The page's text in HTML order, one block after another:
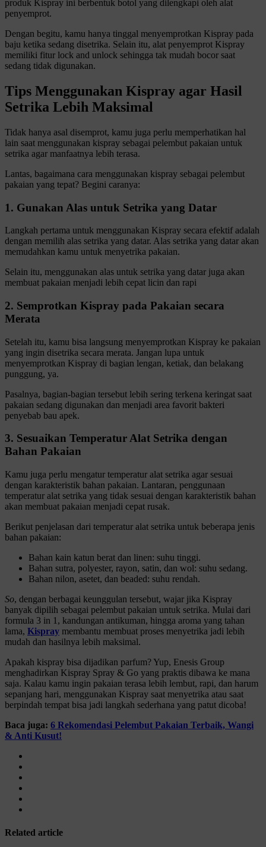
produk Kispray ini berbentuk botol yang dilengkapi oleh alat
penyemprot.
Dengan begitu, kamu hanya tinggal menyemprotkan Kispray pada
baju ketika sedang disetrika. Selain itu, alat penyemprot Kispray
memiliki fitur lock and unlock sehingga tak mudah bocor saat
sedang tidak digunakan.
Tips Menggunakan Kispray agar Hasil
Setrika Lebih Maksimal
Tidak hanya asal disemprot, kamu juga perlu memperhatikan hal
lain saat menggunakan kispray sebagai pelembut pakaian untuk
setrika agar manfaatnya lebih terasa.
Lantas, bagaimana cara menggunakan kispray sebagai pelembut
pakaian yang tepat? Begini caranya:
1. Gunakan Alas untuk Setrika yang Datar
Langkah pertama untuk menggunakan Kispray secara efektif adalah
dengan memilih alas setrika yang datar. Alas setrika yang datar akan
memudahkan kamu untuk menyetrika pakaian.
Selain itu, menggunakan alas untuk setrika yang datar juga akan
membuat pakaian menjadi lebih cepat licin dan rapi
2. Semprotkan Kispray pada Pakaian secara
Merata
Setelah itu, kamu bisa langsung menyemprotkan Kispray ke pakaian
yang ingin disetrika secara merata. Jangan lupa untuk
menyemprotkan Kispray di bagian lengan, ketiak, dan belakang
punggung, ya.
Pasalnya, bagian-bagian tersebut lebih sering terkena keringat saat
pakaian sedang digunakan dan menjadi area favorit bakteri
penyebab bau apek.
3. Sesuaikan Temperatur Alat Setrika dengan
Bahan Pakaian
Kamu juga perlu mengatur temperatur alat setrika agar sesuai
dengan karakteristik bahan pakaian. Lantaran, penggunaan
temperatur alat setrika yang tidak sesuai dengan karakteristik bahan
akan membuat pakaian menjadi cepat rusak.
Berikut penjelasan dari temperatur alat setrika untuk beberapa jenis
bahan pakaian:
Bahan kain katun berat dan linen: suhu tinggi.
Bahan sutra, polyester, rayon, satin, dan wol: suhu sedang.
Bahan nilon, asetet, dan beaded: suhu rendah.
So, dengan berbagai keunggulan tersebut, wajar jika Kispray
banyak dipilih sebagai pelembut pakaian untuk setrika. Mulai dari
formula 3 in 1, kandungan antikuman, hingga aroma yang tahan
lama, Kispray membantu membuat proses menyetrika jadi lebih
mudah dan hasilnya lebih maksimal.
Apakah kispray bisa dijadikan parfum? Yup, Enesis Group
menghadirkan Kispray Spray & Go yang praktis dibawa ke mana
saja. Kalau kamu ingin pakaian terasa lebih lembut, rapi, dan harum
sepanjang hari, menggunakan Kispray saat menyetrika atau saat
berpindah tempat bisa jadi langkah sederhana yang patut dicoba!
Baca juga: 6 Rekomendasi Pelembut Pakaian Terbaik, Wangi
& Anti Kusut!
Related article